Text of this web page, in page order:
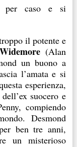
per caso e si
il potente e
(Alan
un buono a
l’amata e si
esperienza,
suocero e
compiendo
Desmond
ben tre anni,
un misterioso